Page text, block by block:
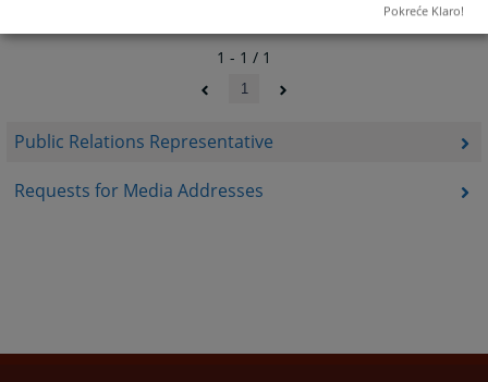
Public Relations Representative
Requests for Media Addresses
1 - 1 / 1
1
Pokreće Klaro!